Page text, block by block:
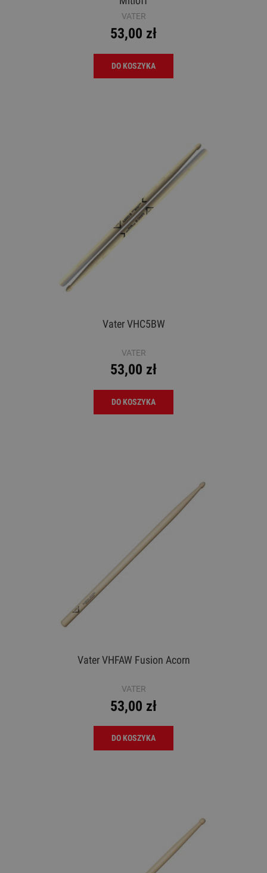
VATER
53,00 zł
DO KOSZYKA
Vater VHC5BW
VATER
53,00 zł
DO KOSZYKA
Vater VHFAW Fusion Acorn
VATER
53,00 zł
DO KOSZYKA